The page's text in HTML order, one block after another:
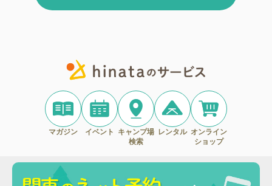
マガジン イベント
キャンプ場
検索
レンタル オンライン
ショップ